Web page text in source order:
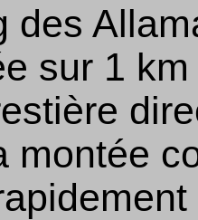
des
sur 1
montée